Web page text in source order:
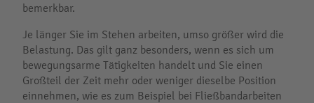
bemerkbar.
Je länger Sie im Stehen arbeiten, umso größer wird die
Belastung. Das gilt ganz besonders, wenn es sich um
bewegungsarme Tätigkeiten handelt und Sie einen
Großteil der Zeit mehr oder weniger dieselbe Position
einnehmen, wie es zum Beispiel bei Fließbandarbeiten